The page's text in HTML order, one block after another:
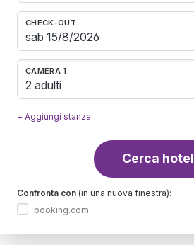
CHECK-OUT
CAMERA 1
2 adulti
+ Aggiungi stanza
Cerca hotel
Confronta con (in una nuova finestra):
booking.com